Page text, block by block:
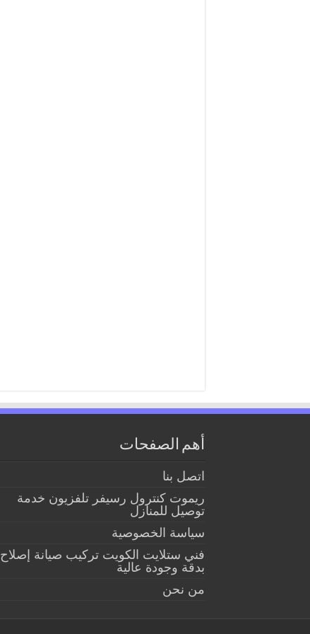
أهم الصفحات
اتصل بنا
ريموت كنترول رسيفر تلفزيون خدمة
توصيل للمنازل
سياسة الخصوصية
فني ستلايت الكويت تركيب صيانة إصلاح
بدقة وجودة عالية
من نحن